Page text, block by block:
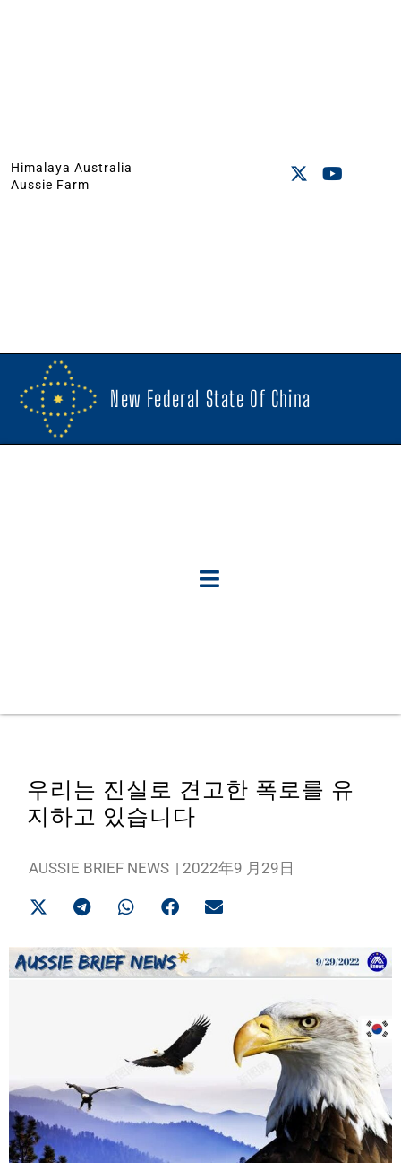
Himalaya Australia
Aussie Farm
New Federal State Of China
우리는 진실로 견고한 폭로를 유
지하고 있습니다
AUSSIE BRIEF NEWS | 2022年9 月29日